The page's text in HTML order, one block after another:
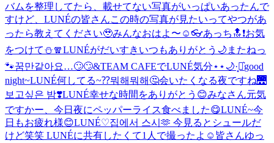
バムを整理してたら、載せてない写真がいっぱいあったんで
すけど、LUNÉの皆さんこの時の写真が見たいってやつがあ
ったら教えてください🥹みんなおはよ〜☺️👓あっち🔝❗️お気
をつけて⛄️🧣LUNÉがだいすき いつもありがとう🌙 またねっ
🐾꿈만같아요…🙄🙄&TEAM CAFEでLUNÉ気分⋆⋆🌙·̩͙‪⋆͛good
night~LUNÉ何してる~⁇뭐해뭐해🤔会いたくなる夜ですね🌉
보고싶은 밤❣️LUNÉ幸せな時間をありがとう😊みなさん元気
ですかー、今日夜にペッパーライス食べました😋LUNÉ~今
日もお疲れ様😊LUNÉ♡집에서 스시🫶 今見るとシュールだ
けど笑笑 LUNÉに共有したくて1人で撮ったよ☺️ 皆さんゆっ